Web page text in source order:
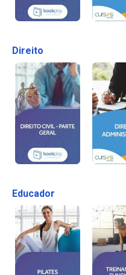
Direito
Educador